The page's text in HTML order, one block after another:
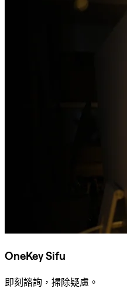
OneKey Sifu
即刻諮詢，掃除疑慮。